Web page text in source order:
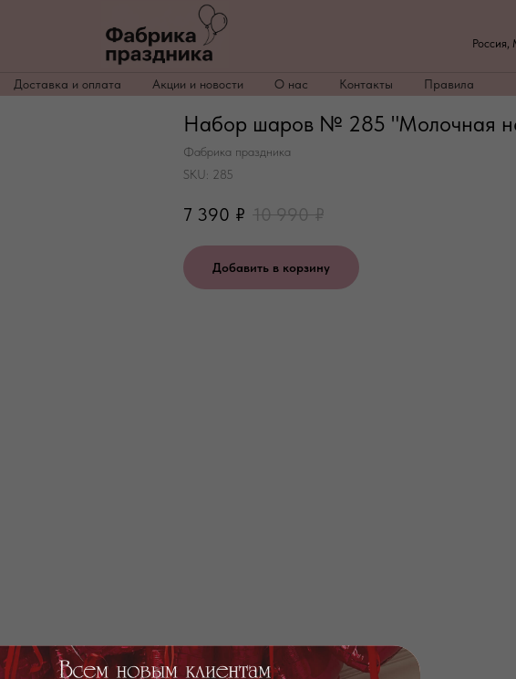
Доставка и оплата Акции и новости О нас Контакты Правила
Набор шаров № 285 "Молочная
Фабрика праздника
SKU: 285
7 390 ₽ 10 990 ₽
Добавить в корзину